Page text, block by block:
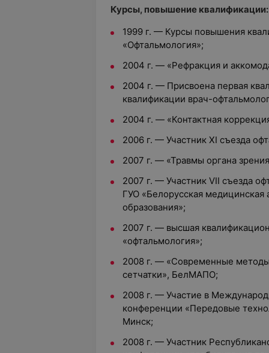
Курсы, повышение квалификации:
1999 г. — Курсы повышения
«Офтальмология»;
2004 г. — «Рефракция и
2004 г. — Присвоена первая
квалификации врач-
2004 г. — «Контактная
2006 г. — Участник XI съезда
2007 г. — «Травмы органа
2007 г. — Участник VII съезда
ГУО «Белорусская
образования»;
2007 г. — высшая
«офтальмология»;
2008 г. — «Современные
сетчатки», БелМАПО;
2008 г. — Участие в
конференции «Передовые
Минск;
2008 г. — Участник